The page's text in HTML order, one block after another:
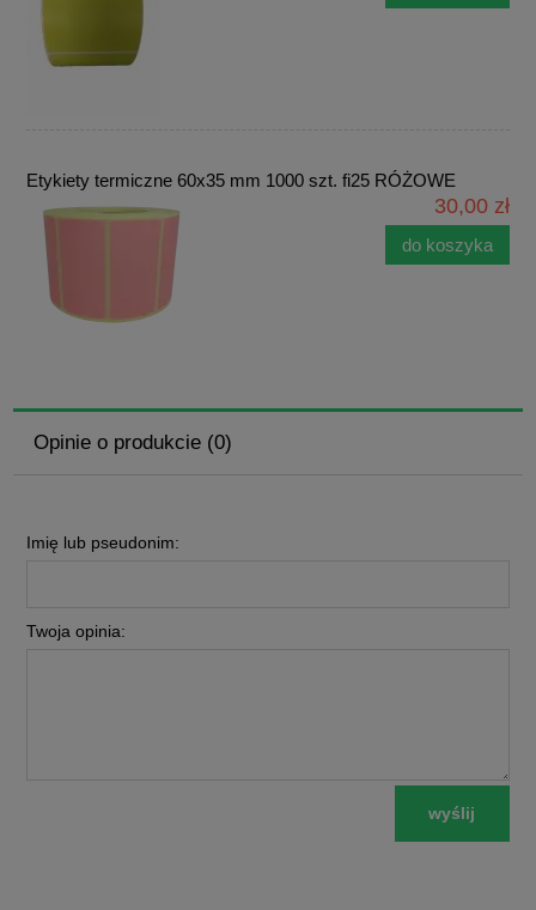
Etykiety termiczne 60x35 mm 1000 szt. fi25 RÓŻOWE
30,00 zł
do koszyka
Opinie o produkcie (0)
Imię lub pseudonim:
Twoja opinia:
wyślij